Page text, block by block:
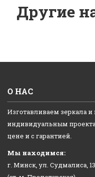
Другие
О НАС
Изготавливаем зеркала и
индивидуальным
цене и с гарантией.
Мы находимся:
г. Минск, ул. Судмалиса, 13